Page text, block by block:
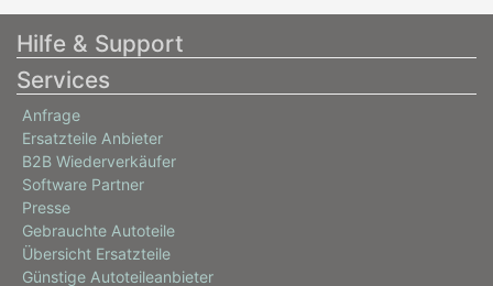
Hilfe & Support
Services
Anfrage
Ersatzteile Anbieter
B2B Wiederverkäufer
Software Partner
Presse
Gebrauchte Autoteile
Übersicht Ersatzteile
Günstige Autoteileanbieter